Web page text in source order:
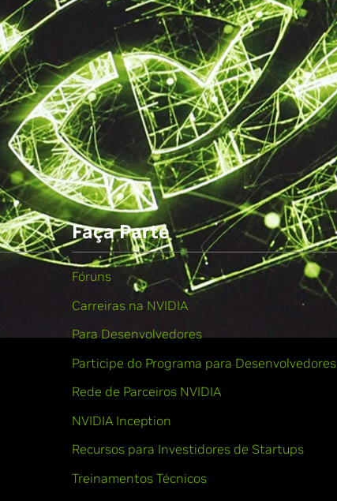
Faça Parte
Fóruns
Carreiras na NVIDIA
Para Desenvolvedores
Participe do Programa para Desenvolvedores
Rede de Parceiros NVIDIA
NVIDIA Inception
Recursos para Investidores de Startups
Treinamentos Técnicos